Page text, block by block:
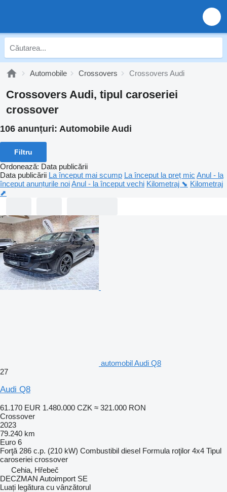
Automobile Crossovers Crossovers Audi
Crossovers Audi, tipul caroseriei
crossover
106 anunțuri: Automobile Audi
Filtru
Ordonează: Data publicării
Data publicării La început mai scump La început la preț mic Anul - la
început anunțurile noiAnul - la început vechi Kilometraj ⬊ Kilometraj
⬈
automobil Audi Q8
27
Audi Q8
61.170 EUR 1.480.000 CZK ≈ 321.000 RON
Crossover
2023
79.240 km
Euro 6
Forţă 286 c.p. (210 kW) Combustibil diesel Formula roţilor 4x4 Tipul
caroseriei crossover
Cehia, Hřebeč
DECZMAN Autoimport SE
Luați legătura cu vânzătorul